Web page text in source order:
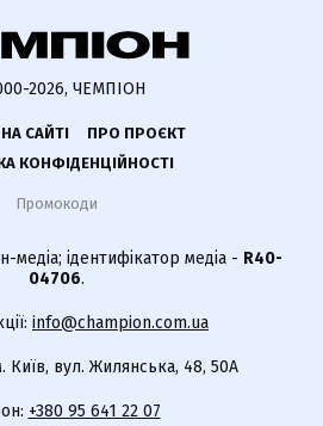
2026, ЧЕМПІОН
САЙТІ
ПРО ПРОЄКТ
КОНФІДЕНЦІЙНОСТІ
Промокоди
медіа; ідентифікатор медіа - R40-
04706.
info@champion.com.ua
Київ, вул. Жилянська, 48, 50А
+380 95 641 22 07